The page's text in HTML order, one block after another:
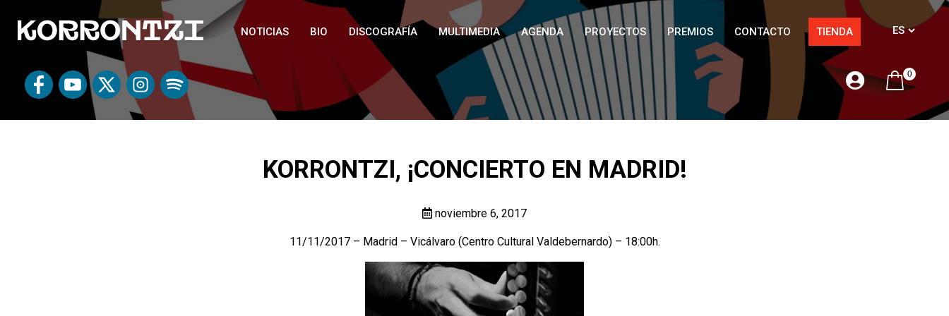
NOTICIAS BIO DISCOGRAFÍA MULTIMEDIA AGENDA PROYECTOS PREMIOS CONTACTO TIENDA
0
KORRONTZI, ¡CONCIERTO EN MADRID!
noviembre 6, 2017
11/11/2017 – Madrid – Vicálvaro (Centro Cultural Valdebernardo) – 18:00h.